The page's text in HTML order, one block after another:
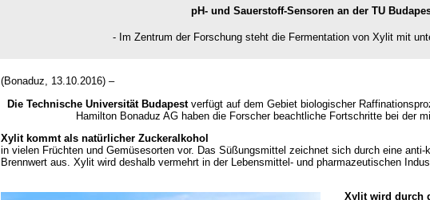
pH- und Sauerstoff-Sensoren an der TU
- Im Zentrum der Forschung steht die Fermentation von Xylit mit
(Bonaduz, 13.10.2016) –
Die Technische Universität Budapestverfügt auf dem Gebiet biologischer
Hamilton Bonaduz AG haben die Forscher beachtliche Fortschritte bei der
Xylit kommt als natürlicher Zuckeralkohol
in vielen Früchten und Gemüsesorten vor. Das Süßungsmittel zeichnet sich durch eine
Brennwert aus. Xylit wird deshalb vermehrt in der Lebensmittel- und pharmazeutischen
Xylit wird durch